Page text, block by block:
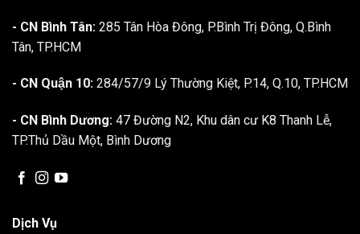
- CN Bình Tân: 285 Tân Hòa Đông, P.Bình Trị Đông, Q.Bình
Tân, TP.HCM
- CN Quận 10: 284/57/9 Lý Thường Kiệt, P.14, Q.10, TP.HCM
- CN Bình Dương: 47 Đường N2, Khu dân cư K8 Thanh Lễ,
TP.Thủ Dầu Một, Bình Dương
Dịch Vụ